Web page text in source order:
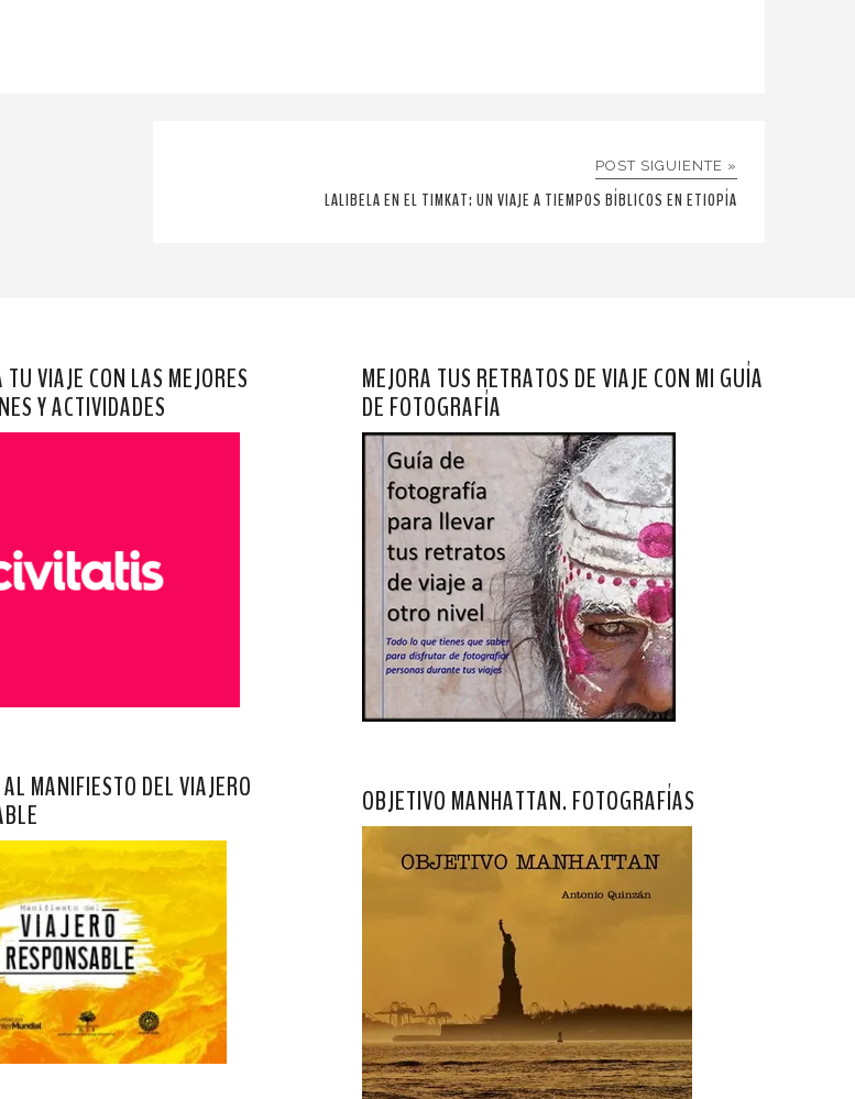
POST SIGUIENTE »
LALIBELA EN EL TIMKAT: UN VIAJE A TIEMPOS BÍBLICOS EN ETIOPÍA
VIAJE CON LAS MEJORES
Y ACTIVIDADES
MANIFIESTO DEL VIAJERO
MEJORA TUS RETRATOS DE VIAJE CON MI GUÍA
DE FOTOGRAFÍA
OBJETIVO MANHATTAN. FOTOGRAFÍAS